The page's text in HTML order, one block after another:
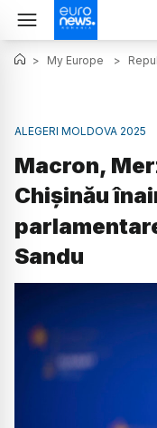
> My Europe >
ALEGERI MOLDOVA 2025
Macron,
Chișinău
Sandu